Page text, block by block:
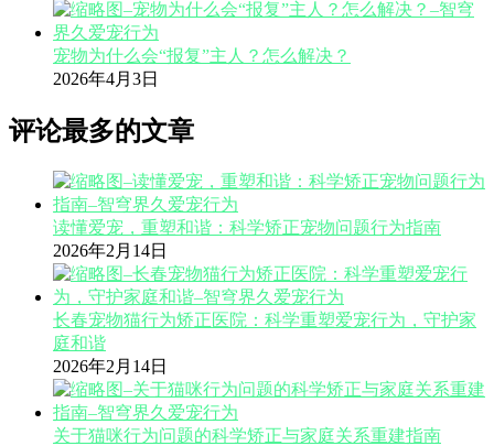
宠物为什么会“报复”主人？怎么解决？
2026年4月3日
评论最多的文章
读懂爱宠，重塑和谐：科学矫正宠物问题行为指南
2026年2月14日
长春宠物猫行为矫正医院：科学重塑爱宠行为，守护家
庭和谐
2026年2月14日
关于猫咪行为问题的科学矫正与家庭关系重建指南